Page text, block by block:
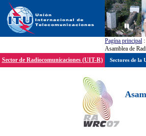
Pagína principal :
Asamblea de
Sector de Radiocomunicaciones (UIT-R)
Sectores de la